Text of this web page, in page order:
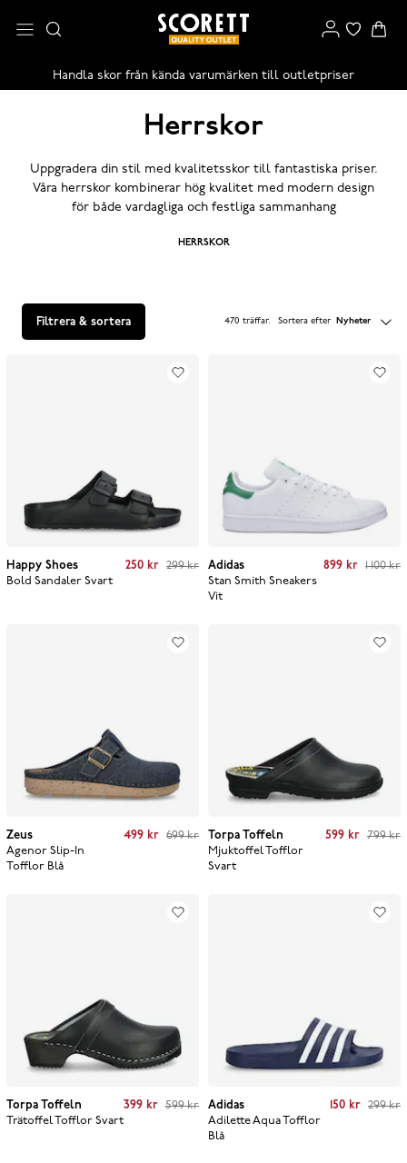
Handla skor från kända varumärken till outletpriser
Herrskor
Uppgradera din stil med kvalitetsskor till fantastiska priser.
Våra herrskor kombinerar hög kvalitet med modern design
för både vardagliga och festliga sammanhang
HERRSKOR
Filtrera & sortera 470 träffar. Sortera efter Nyheter
Happy Shoes
Bold Sandaler Svart
price Previous price
kr
250 kr 299 kr
Adidas
Stan Smith Sneakers
Vit
Current price Previous price
899 kr 1 100 kr
Zeus
Agenor Slip-In
Tofflor Blå
price Previous price
499 kr 699 kr
Torpa Toffeln
Mjuktoffel Tofflor
Svart
Current price Previous price
799 kr
599 kr 799 kr
Torpa Toffeln
Trätoffel Tofflor Svart
price Previous price
kr
399 kr 599 kr
Adidas
Adilette Aqua Tofflor
Blå
Current price Previous price
150 kr 299 kr